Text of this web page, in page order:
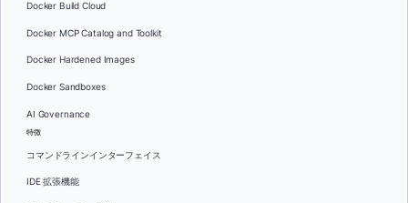
Docker Build Cloud
Docker MCP Catalog and Toolkit
Docker Hardened Images
Docker Sandboxes
AI Governance
特徴
コマンドラインインターフェイス
IDE 拡張機能